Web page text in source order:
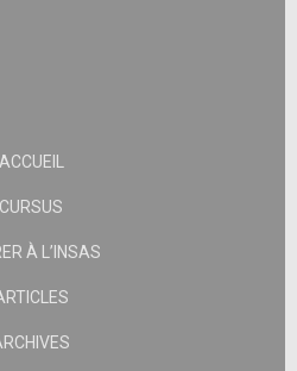
ACCUEIL
CURSUS
À L’INSAS